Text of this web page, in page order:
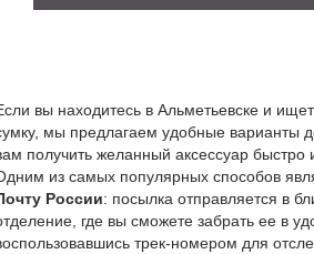
вы находитесь в Альметьевске и
мы предлагаем удобные варианты
получить желанный аксессуар быстро
из самых популярных способов
России: посылка отправляется в
где вы сможете забрать ее в
трек-номером для